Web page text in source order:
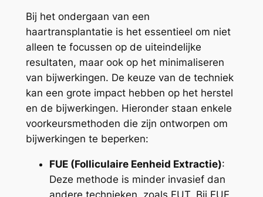
Bij het ondergaan van een
haartransplantatie is het essentieel om niet
alleen te focussen op de uiteindelijke
resultaten, maar ook op het minimaliseren
van bijwerkingen. De keuze van de techniek
kan een grote impact hebben op het herstel
en de bijwerkingen. Hieronder staan enkele
voorkeursmethoden die zijn ontworpen om
bijwerkingen te beperken:
FUE (Folliculaire Eenheid Extractie):
Deze methode is minder invasief dan
andere technieken, zoals FUT. Bij FUE